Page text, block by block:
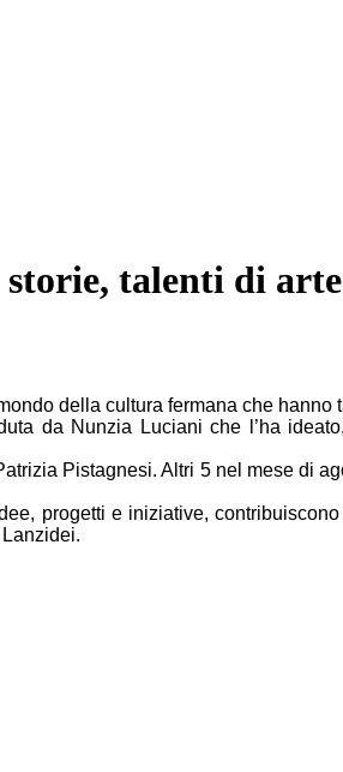
talenti di
della cultura fermana che hanno
da Nunzia Luciani che l’ha
Pistagnesi. Altri 5 nel mese di
progetti e iniziative,